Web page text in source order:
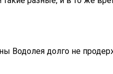
долго не